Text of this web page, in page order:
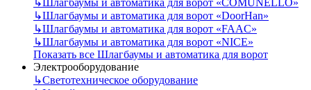
↳Шлагбаумы и автоматика для ворот «COMUNELLO»
↳Шлагбаумы и автоматика для ворот «DoorHan»
↳Шлагбаумы и автоматика для ворот «FAAC»
↳Шлагбаумы и автоматика для ворот «NICE»
Показать все Шлагбаумы и автоматика для ворот
Электрооборудование
↳Светотехническое оборудование